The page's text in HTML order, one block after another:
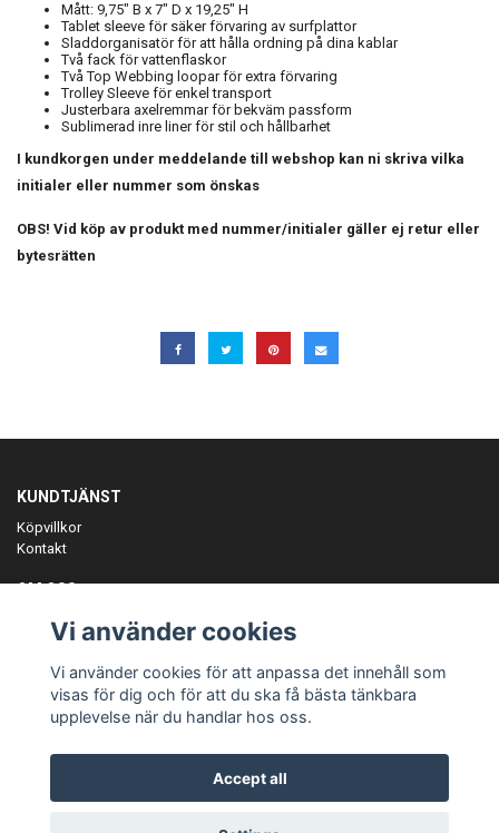
Mått: 9,75" B x 7" D x 19,25" H
Tablet sleeve för säker förvaring av surfplattor
Sladdorganisatör för att hålla ordning på dina kablar
Två fack för vattenflaskor
Två Top Webbing loopar för extra förvaring
Trolley Sleeve för enkel transport
Justerbara axelremmar för bekväm passform
Sublimerad inre liner för stil och hållbarhet
I kundkorgen under meddelande till webshop kan ni skriva vilka
initialer eller nummer som önskas
OBS! Vid köp av produkt med nummer/initialer gäller ej retur eller
bytesrätten
KUNDTJÄNST
Köpvillkor
Kontakt
OM OSS
ANMÄL DIG TILL VÅRT NYHETSBREV
Prenumerera
Vi använder cookies
Vi använder cookies för att anpassa det innehåll som
visas för dig och för att du ska få bästa tänkbara
upplevelse när du handlar hos oss.
Accept all